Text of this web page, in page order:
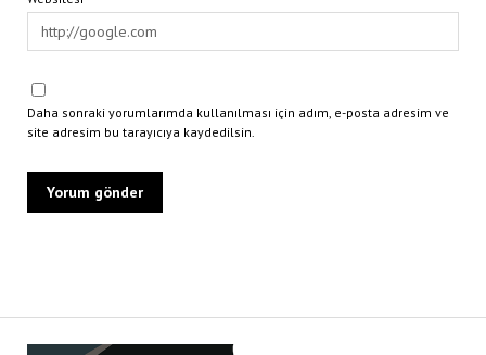
Daha sonraki yorumlarımda kullanılması için adım, e-posta adresim ve
site adresim bu tarayıcıya kaydedilsin.